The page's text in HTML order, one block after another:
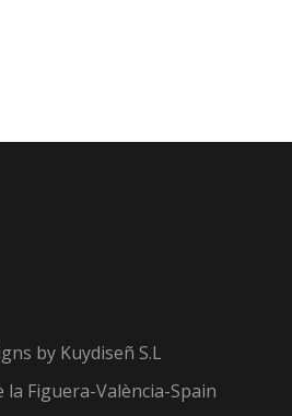
by Kuydiseñ S.L
la Figuera-València-Spain